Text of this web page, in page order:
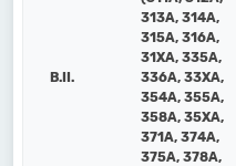
B.II.
313A, 314A,
315A, 316A,
31XA, 335A,
336A, 33XA,
354A, 355A,
358A, 35XA,
371A, 374A,
375A, 378A,